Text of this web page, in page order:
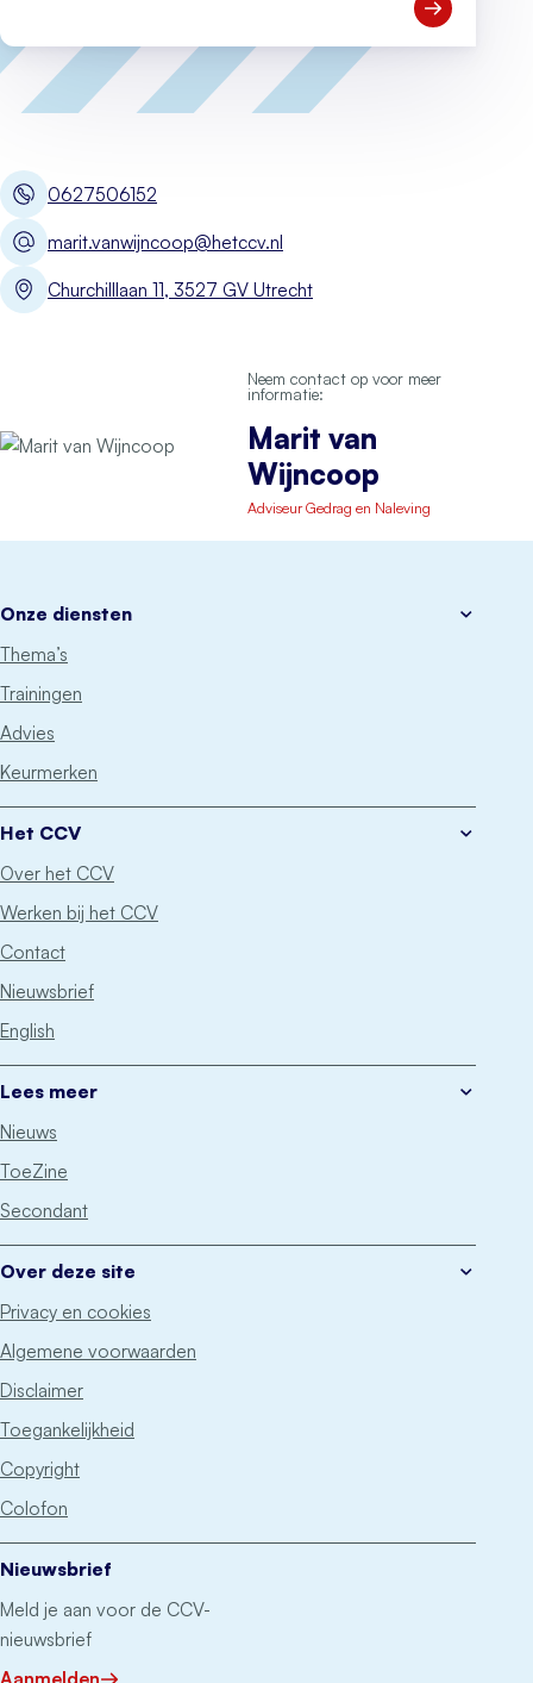
Open Meld
0627506152
marit.vanwijncoop@hetccv.nl
Churchilllaan 11, 3527 GV Utrecht
Neem contact op voor meer
informatie:
Marit van
Wijncoop
Adviseur Gedrag en Naleving
Onze diensten
Thema’s
Trainingen
Advies
Keurmerken
Het CCV
Over het CCV
Werken bij het CCV
Contact
Nieuwsbrief
English
Lees meer
Nieuws
ToeZine
Secondant
Over deze site
Privacy en cookies
Algemene voorwaarden
Disclaimer
Toegankelijkheid
Copyright
Colofon
Nieuwsbrief
Meld je aan voor de CCV-
nieuwsbrief
Aanmelden